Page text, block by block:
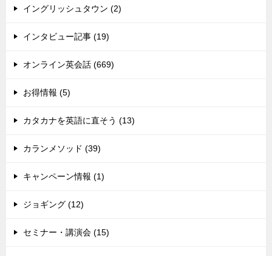
イングリッシュタウン (2)
インタビュー記事 (19)
オンライン英会話 (669)
お得情報 (5)
カタカナを英語に直そう (13)
カランメソッド (39)
キャンペーン情報 (1)
ジョギング (12)
セミナー・講演会 (15)